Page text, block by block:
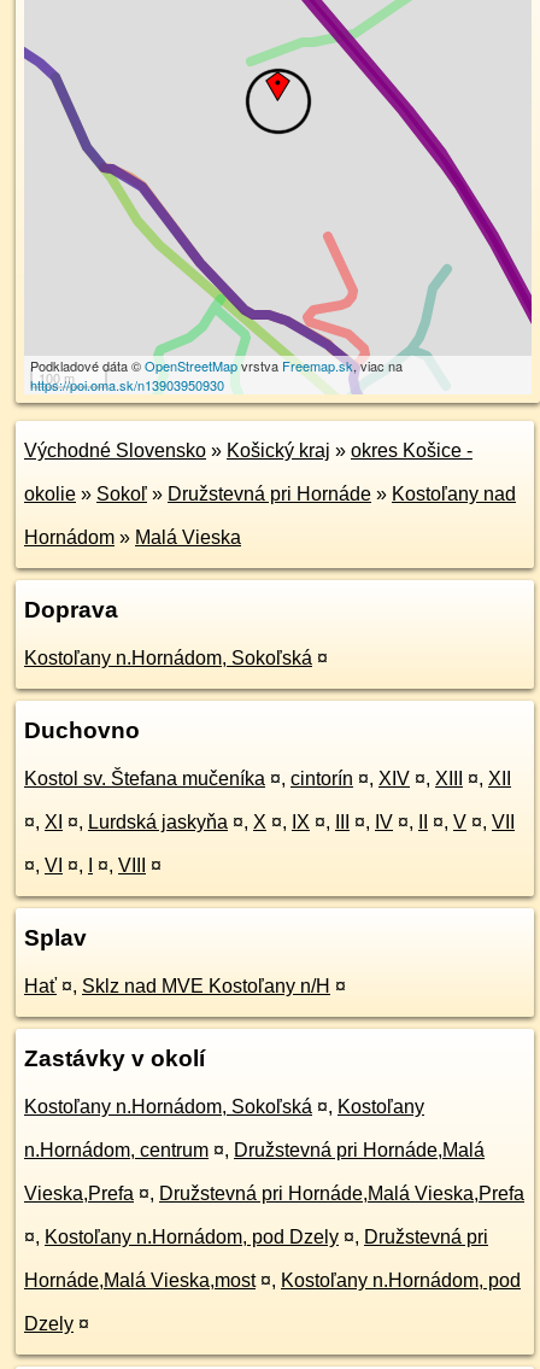
100 m
Podkladové dáta ©OpenStreetMapvrstva Freemap.sk, viac na
https://poi.oma.sk/n13903950930
Východné Slovensko » Košický kraj » okres Košice -
okolie » Sokoľ » Družstevná pri Hornáde » Kostoľany nad
Hornádom » Malá Vieska
Doprava
Kostoľany n.Hornádom, Sokoľská ¤
Duchovno
Kostol sv. Štefana mučeníka ¤, cintorín ¤, XIV ¤, XIII ¤, XII
¤, XI ¤, Lurdská jaskyňa ¤, X ¤, IX ¤, ¤, IV ¤, ¤, V ¤, VII
¤, VI ¤, ¤, VIII ¤
Splav
Hať ¤, Sklz nad MVE Kostoľany n/H ¤
Zastávky v okolí
Kostoľany n.Hornádom, Sokoľská ¤, Kostoľany
n.Hornádom, centrum ¤, Družstevná pri Hornáde,Malá
Vieska,Prefa ¤, Družstevná pri Hornáde,Malá Vieska,Prefa
¤, Kostoľany n.Hornádom, pod Dzely ¤, Družstevná pri
Hornáde,Malá Vieska,most ¤, Kostoľany n.Hornádom, pod
Dzely ¤